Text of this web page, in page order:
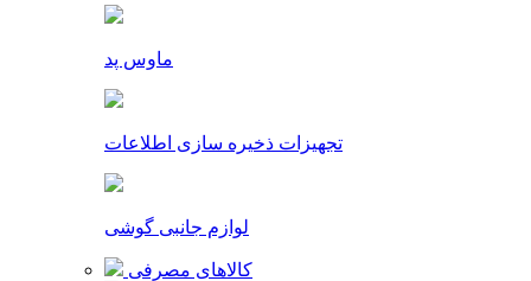
ماوس پد
تجهیزات ذخیره سازی اطلاعات
لوازم جانبی گوشی
کالاهای مصرفی